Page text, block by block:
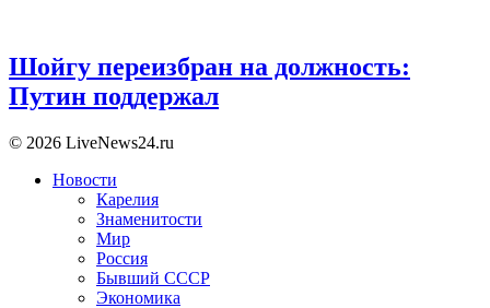
Шойгу переизбран на должность:
Путин поддержал
© 2026 LiveNews24.ru
Новости
Карелия
Знаменитости
Мир
Россия
Бывший СССР
Экономика